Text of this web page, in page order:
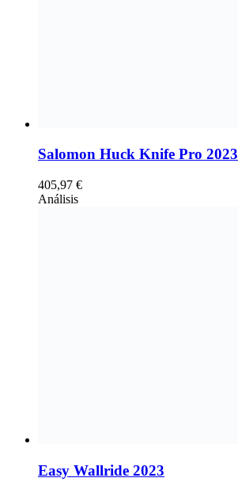
Salomon Huck Knife Pro 2023
405,97 €
Análisis
Easy Wallride 2023